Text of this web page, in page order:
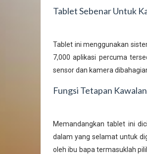
Tablet Sebenar Untuk
Tablet ini menggunakan
7,000 aplikasi percuma
sensor dan kamera
Fungsi Tetapan Kawalan
Memandangkan tablet ini
dalam yang selamat untuk
oleh ibu bapa termasuklah